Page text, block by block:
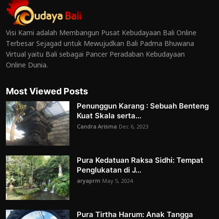
Visi Kami adalah Membangun Pusat Kebudayaan Bali Online
Terbesar Sejagad untuk Mewujudkan Bali Padma Bhuwana
Virtual yaitu Bali sebagai Pancer Peradaban Kebudayaan
Online Dunia.
Most Viewed Posts
Penunggun Karang : Sebuah Benteng
Kuat Skala serta...
Candra Arisma Dec 6, 2023
Pura Kedatuan Raksa Sidhi: Tempat
Penglukatan di J...
aryaprm May 5, 2024
Pura Tirtha Harum: Anak Tangga